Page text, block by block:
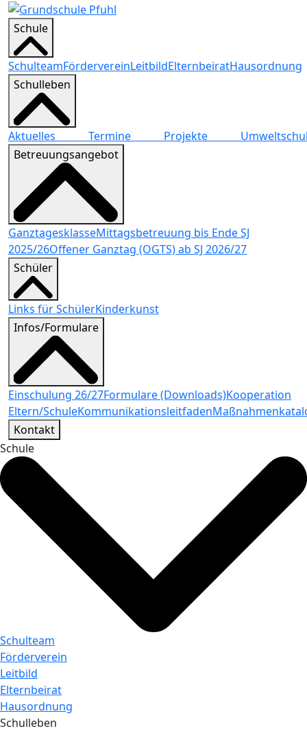
Schule
SchulteamFördervereinLeitbildElternbeiratHausordnung
Schulleben
Aktuelles Termine Projekte
Betreuungsangebot
GanztagesklasseMittagsbetreuung bis Ende SJ
2025/26Offener Ganztag (OGTS) ab SJ 2026/27
Schüler
Links für SchülerKinderkunst
Infos/Formulare
Einschulung 26/27Formulare (Downloads)Kooperation
Eltern/SchuleKommunikationsleitfaden
Kontakt
Schule
Schulteam
Förderverein
Leitbild
Elternbeirat
Hausordnung
Schulleben